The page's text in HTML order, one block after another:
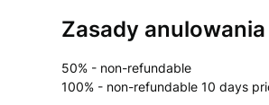
Zasady anulowania
50% - non-refundable
100% - non-refundable 10 days